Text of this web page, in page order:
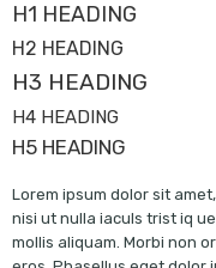
H1 HEADING
H2 HEADING
H3 HEADING
H4 HEADING
H5 HEADING
Lorem ipsum dolor sit
nisi ut nulla iaculs trist iq
mollis aliquam. Morbi non